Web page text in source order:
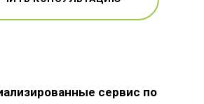
сервис по